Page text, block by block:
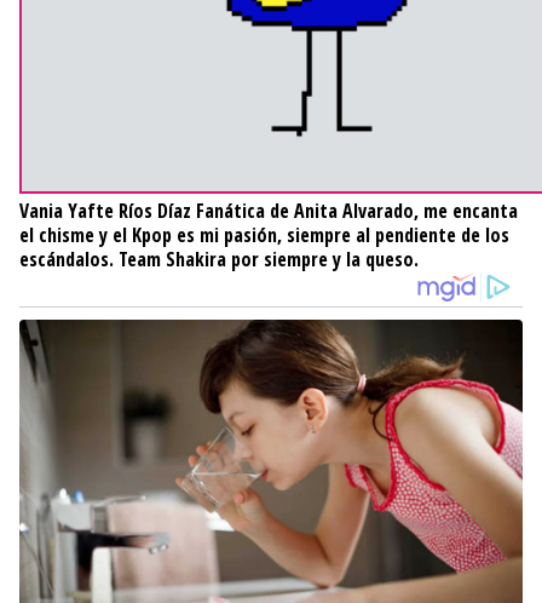
Vania Yafte Ríos Díaz Fanática de Anita Alvarado, me encanta
el chisme y el Kpop es mi pasión, siempre al pendiente de los
escándalos. Team Shakira por siempre y la queso.